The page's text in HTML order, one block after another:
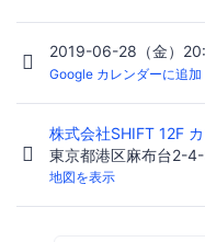
2019-06-28（金）
Google カレンダーに追加
株式会社SHIFT 12F カ
東京都港区麻布台2-
地図を表示